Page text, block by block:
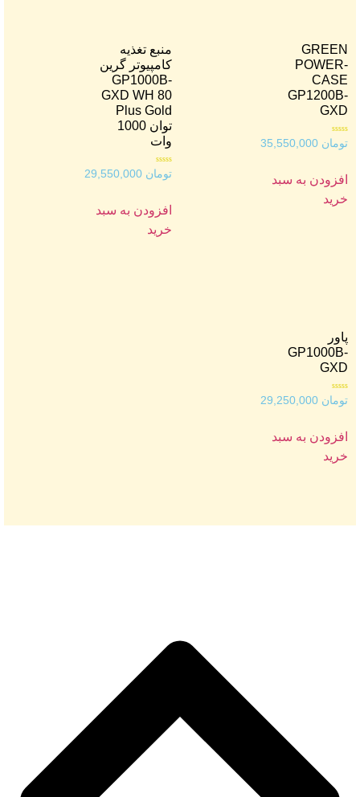
GREEN
POWER-
CASE
GP1200B-
GXD
امتیاز
0
تومان
افزودن به سبد
خرید
منبع تغذیه
کامپیوتر گرین
GP1000B-
GXD WH 80
Plus Gold
توان 1000
وات
امتیاز
0
تومان
افزودن به سبد
خرید
پاور
GP1000B-
GXD
امتیاز
0
تومان
افزودن به سبد
خرید